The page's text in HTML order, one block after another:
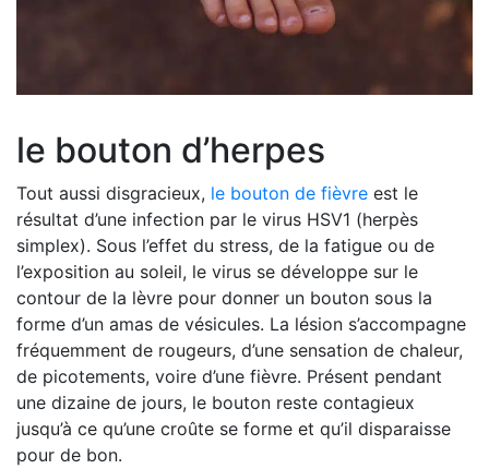
le bouton d’herpes
Tout aussi disgracieux, le bouton de fièvre est le
résultat d’une infection par le virus HSV1 (herpès
simplex). Sous l’effet du stress, de la fatigue ou de
l’exposition au soleil, le virus se développe sur le
contour de la lèvre pour donner un bouton sous la
forme d’un amas de vésicules. La lésion s’accompagne
fréquemment de rougeurs, d’une sensation de chaleur,
de picotements, voire d’une fièvre. Présent pendant
une dizaine de jours, le bouton reste contagieux
jusqu’à ce qu’une croûte se forme et qu’il disparaisse
pour de bon.